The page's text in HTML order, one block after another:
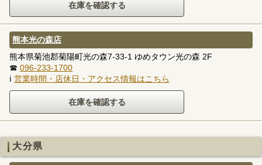
熊本光の森店
熊本県菊池郡菊陽町光の森7-33-1 ゆめタウン光の森 2F
☎ 096-233-1700
ℹ 営業時間・店休日・アクセス情報はこちら
大分県